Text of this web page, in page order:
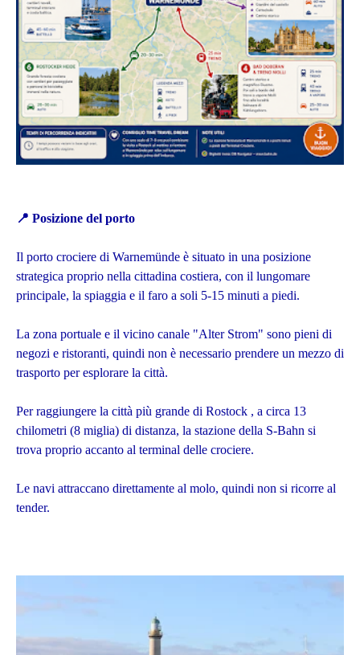
📍 Posizione del porto
Il porto crociere di Warnemünde è situato in una posizione
strategica proprio nella cittadina costiera, con il lungomare
principale, la spiaggia e il faro a soli 5-15 minuti a piedi.
La zona portuale e il vicino canale "Alter Strom" sono pieni di
negozi e ristoranti, quindi non è necessario prendere un mezzo di
trasporto per esplorare la città.
Per raggiungere la città più grande di Rostock , a circa 13
chilometri (8 miglia) di distanza, la stazione della S-Bahn si
trova proprio accanto al terminal delle crociere.
Le navi attraccano direttamente al molo, quindi non si ricorre al
tender.